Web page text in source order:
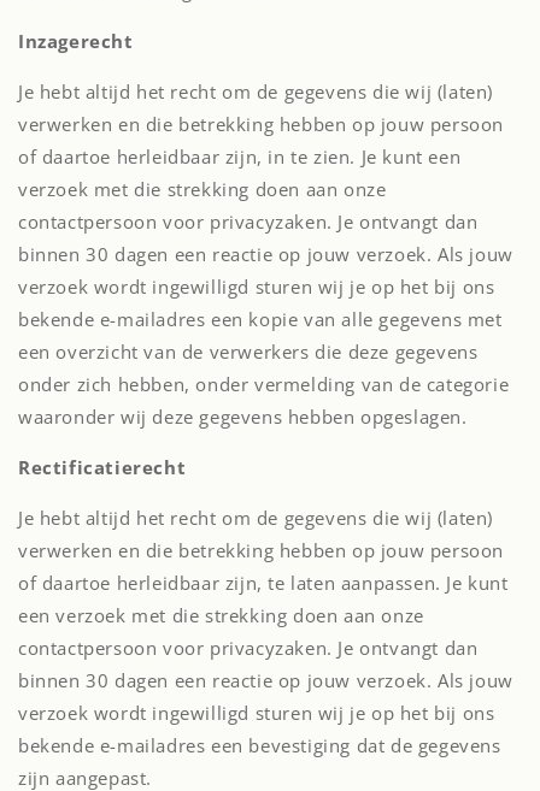
Inzagerecht
Je hebt altijd het recht om de gegevens die wij (laten)
verwerken en die betrekking hebben op jouw persoon
of daartoe herleidbaar zijn, in te zien. Je kunt een
verzoek met die strekking doen aan onze
contactpersoon voor privacyzaken. Je ontvangt dan
binnen 30 dagen een reactie op jouw verzoek. Als jouw
verzoek wordt ingewilligd sturen wij je op het bij ons
bekende e-mailadres een kopie van alle gegevens met
een overzicht van de verwerkers die deze gegevens
onder zich hebben, onder vermelding van de categorie
waaronder wij deze gegevens hebben opgeslagen.
Rectificatierecht
Je hebt altijd het recht om de gegevens die wij (laten)
verwerken en die betrekking hebben op jouw persoon
of daartoe herleidbaar zijn, te laten aanpassen. Je kunt
een verzoek met die strekking doen aan onze
contactpersoon voor privacyzaken. Je ontvangt dan
binnen 30 dagen een reactie op jouw verzoek. Als jouw
verzoek wordt ingewilligd sturen wij je op het bij ons
bekende e-mailadres een bevestiging dat de gegevens
zijn aangepast.